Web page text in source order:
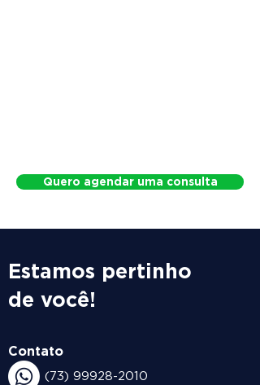
Quero agendar uma consulta
Estamos pertinho
de você!
Contato
(73) 99928-2010